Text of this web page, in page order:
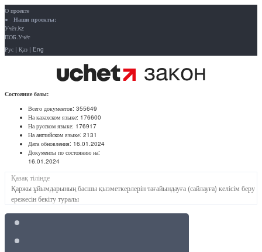
О проекте
Наши проекты:
Учёт.kz
ПОБ.Учёт
Рус | Қаз | Eng
Состояние базы:
Всего документов: 355649
На казахском языке: 176600
На русском языке: 176917
На английском языке: 2131
Дата обновления: 16.01.2024
Документы по состоянию на:
16.01.2024
Қазақ тілінде
Қаржы ұйымдарының басшы қызметкерлерін тағайындауға (сайлауға) келісім беру
ережесін бекіту туралы